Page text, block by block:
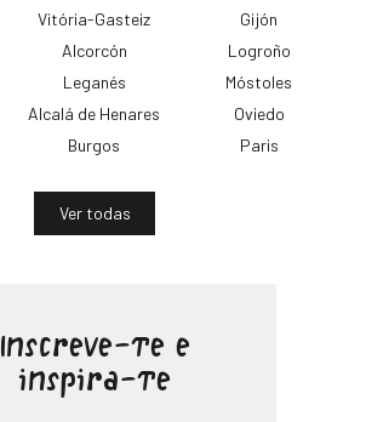
Vitória-Gasteiz
Alcorcón
Leganés
Alcalá de Henares
Burgos
Gijón
Logroño
Móstoles
Oviedo
Paris
Ver todas
Inscreve-te e
inspira-te